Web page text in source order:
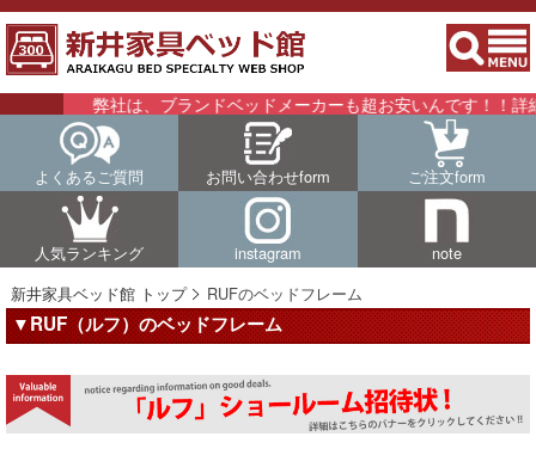
弊社は、ブランドベッドメーカーも超お安いんです！！詳細はこち
よくあるご質問 お問い合わせform ご注文form
人気ランキング instagram
note
新井家具ベッド館 トップ
RUFのベッドフレーム
▼RUF（ルフ）のベッドフレーム